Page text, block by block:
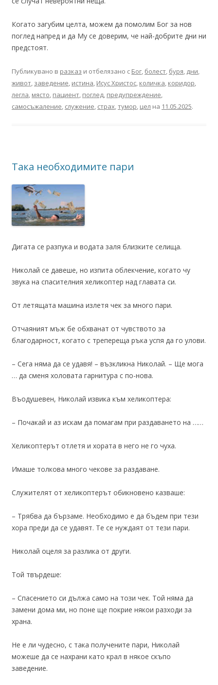
Когато загубим целта, можем да помолим Бог за нов
поглед напред и да Му се доверим, че най-добрите дни ни
предстоят.
Публикувано в разказ и отбелязано с Бог, болест, буря, дни,
живот, заведение, истина, Исус Христос, количка, коридор,
легла, място, пациент, поглед, предупреждение,
самосъжаление, служение, страх,тумор, цел на 11.05.2025.
Така необходимите пари
Дигата се разпука и водата заля близките селища.
Николай се давеше, но изпита облекчение, когато чу
звука на спасителния хеликоптер над главата си.
От летящата машина излетя чек за много пари.
Отчаяният мъж бе обхванат от чувството за
благодарност, когато с трепереща ръка успя да го улови.
– Сега няма да се удавя! – възкликна Николай. – Ще мога
… да сменя холовата гарнитура с по-нова.
Въодушевен, Николай извика към хеликоптера:
– Почакай и аз искам да помагам при раздаването на ……
Хеликоптерът отлетя и хората в него не го чуха.
Имаше толкова много чекове за раздаване.
Служителят от хеликоптерът обикновено казваше:
– Трябва да бързаме. Необходимо е да бъдем при тези
хора преди да се удавят. Те се нуждаят от тези пари.
Николай оцеля за разлика от други.
Той твърдеше:
– Спасението си дължа само на този чек. Той няма да
замени дома ми, но поне ще покрие някои разходи за
храна.
Не е ли чудесно, с така получените пари, Николай
можеше да се нахрани като крал в някое скъпо
заведение.